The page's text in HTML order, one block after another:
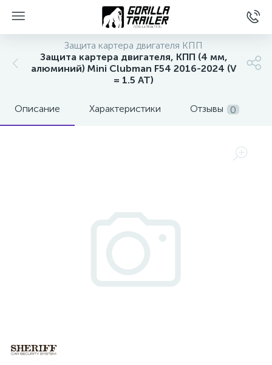
Защита картера двигателя КПП
Защита картера двигателя, КПП (4 мм,
алюминий) Mini Clubman F54 2016-2024 (V
= 1.5 AT)
Описание Характеристики Отзывы 0